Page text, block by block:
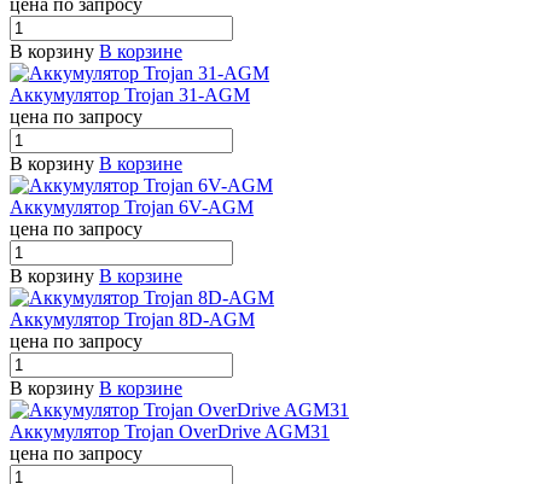
цена по запросу
В корзину В корзине
Аккумулятор Trojan 31-AGM
цена по запросу
В корзину В корзине
Аккумулятор Trojan 6V-AGM
цена по запросу
В корзину В корзине
Аккумулятор Trojan 8D-AGM
цена по запросу
В корзину В корзине
Аккумулятор Trojan OverDrive AGM31
цена по запросу